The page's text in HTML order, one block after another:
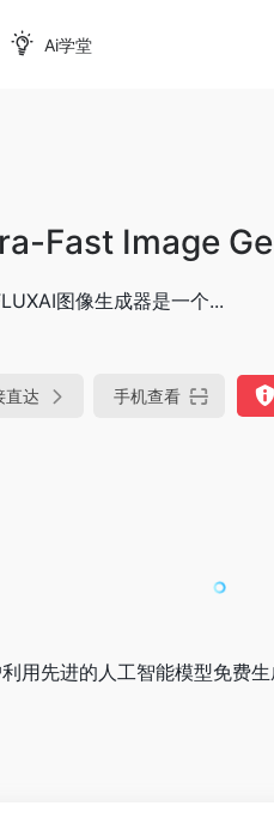
Ai学堂
Fast Image
图像生成器是一个...
直达 手机查看
用先进的人工智能模型免费